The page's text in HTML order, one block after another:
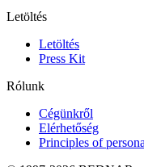
Letöltés
Letöltés
Press Kit
Rólunk
Cégünkről
Elérhetőség
Principles of